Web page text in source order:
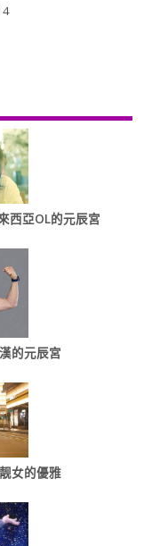
西亞OL的元辰宮
的元辰宮
女的優雅